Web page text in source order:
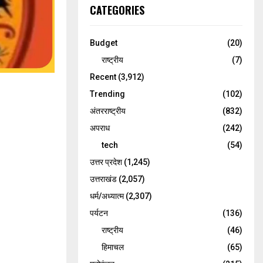
CATEGORIES
Budget
(20)
राष्ट्रीय
(7)
Recent (3,912)
Trending
(102)
अंतरराष्ट्रीय
(832)
अपराध
(242)
tech
(54)
उत्तर प्रदेश(1,245)
उत्तराखंड (2,057)
धर्म/अध्यात्म(2,307)
पर्यटन
(136)
राष्ट्रीय
(46)
हिमाचल
(65)